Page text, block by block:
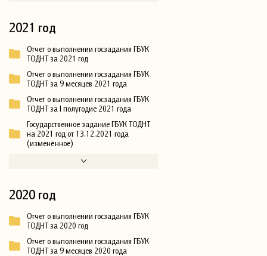
2021 год
Отчет о выполнении госзадания ГБУК
ТОДНТ за 2021 год
Отчет о выполнении госзадания ГБУК
ТОДНТ за 9 месяцев 2021 года
Отчет о выполнении госзадания ГБУК
ТОДНТ за I полугодие 2021 года
Государственное задание ГБУК ТОДНТ
на 2021 год от 13.12.2021 года
(изменённое)
2020 год
Отчет о выполнении госзадания ГБУК
ТОДНТ за 2020 год
Отчет о выполнении госзадания ГБУК
ТОДНТ за 9 месяцев 2020 года